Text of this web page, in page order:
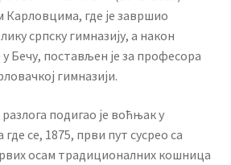
Карловцима, где је завршио
српску гимназију, а након
у Бечу, постављен је за професора
гимназији.
подигао је воћњак у
се, 1875, први пут сусрео са
осам традиционалних кошница